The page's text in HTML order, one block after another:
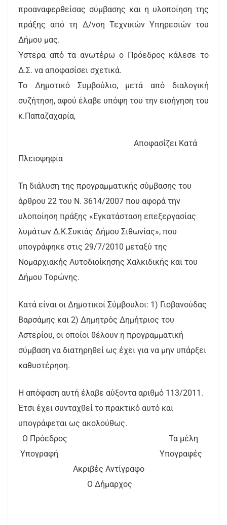
προαναφερθείσας σύμβασης και η υλοποίηση της
πράξης από τη Δ/νση Τεχνικών Υπηρεσιών του
Δήμου μας.
Ύστερα από τα ανωτέρω ο Πρόεδρος κάλεσε το
Δ.Σ. να αποφασίσει σχετικά.
Το Δημοτικό Συμβούλιο, μετά από διαλογική
συζήτηση, αφού έλαβε υπόψη του την εισήγηση του
κ.Παπαζαχαρία,
Αποφασίζει Κατά
Πλειοψηφία
Τη διάλυση της προγραμματικής σύμβασης του
άρθρου 22 του Ν. 3614/2007 που αφορά την
υλοποίηση πράξης «Εγκατάσταση επεξεργασίας
λυμάτων Δ.Κ.Συκιάς Δήμου Σιθωνίας», που
υπογράφηκε στις 29/7/2010 μεταξύ της
Νομαρχιακής Αυτοδιοίκησης Χαλκιδικής και του
Δήμου Τορώνης.
Κατά είναι οι Δημοτικοί Σύμβουλοι: 1) Γιοβανούδας
Βαρσάμης και 2) Δημητρός Δημήτριος του
Αστερίου, οι οποίοι θέλουν η προγραμματική
σύμβαση να διατηρηθεί ως έχει για να μην υπάρξει
καθυστέρηση.
Η απόφαση αυτή έλαβε αύξοντα αριθμό 113/2011.
Έτσι έχει συνταχθεί το πρακτικό αυτό και
υπογράφεται ως ακολούθως.
Ο Πρόεδρος Τα μέλη
Υπογραφή Υπογραφές
Ακριβές Αντίγραφο
Ο Δήμαρχος